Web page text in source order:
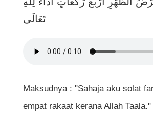
Kesimpulan
Solat
dihafal?
Apakah perbezaan antara
تَعَالَى
Maksudnya : "Sahaja aku solat
empat rakaat kerana Allah Taala."